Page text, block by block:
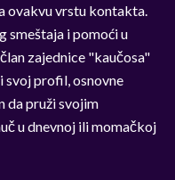
ovakvu vrstu kontakta.
smeštaja i pomoći u
zajednice "kaučosa"
svoj profil, osnovne
da pruži svojim
u dnevnoj ili momačkoj